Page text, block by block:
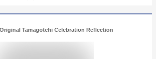
Original Tamagotchi Celebration Reflection